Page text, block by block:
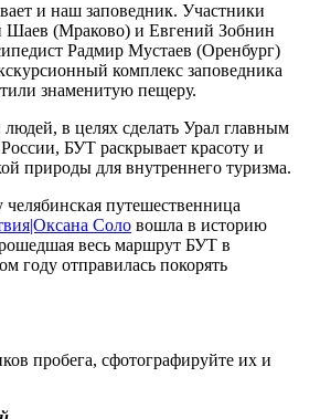
и наш заповедник. Участники
Шаев (Мраково) и Евгений Зобнин
Радмир Мустаев (Оренбург)
комплекс заповедника
знаменитую пещеру.
в целях сделать Урал главным
БУТ раскрывает красоту и
природы для внутреннего туризма.
путешественница
Соло вошла в историю
весь маршрут БУТ в
году отправилась покорять
пробега, сфотографируйте их и